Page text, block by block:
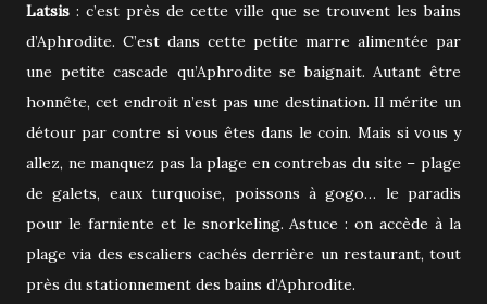
Latsis : c’est près de cette ville que se trouvent les bains
d’Aphrodite. C’est dans cette petite marre alimentée par
une petite cascade qu’Aphrodite se baignait. Autant être
honnête, cet endroit n’est pas une destination. Il mérite un
détour par contre si vous êtes dans le coin. Mais si vous y
allez, ne manquez pas la plage en contrebas du site – plage
de galets, eaux turquoise, poissons à gogo… le paradis
pour le farniente et le snorkeling. Astuce : on accède à la
plage via des escaliers cachés derrière un restaurant, tout
près du stationnement des bains d’Aphrodite.